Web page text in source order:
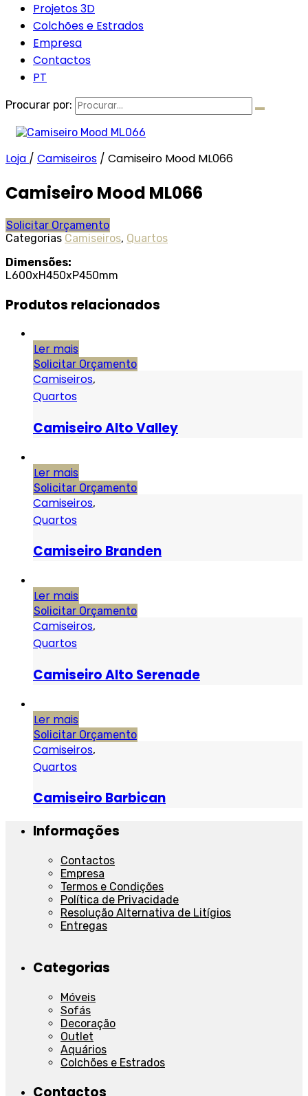
Projetos 3D
Colchões e Estrados
Empresa
Contactos
PT
Procurar por:
Loja / Camiseiros / Camiseiro Mood ML066
Camiseiro Mood ML066
Solicitar Orçamento
Categorias Camiseiros, Quartos
Dimensões:
L600xH450xP450mm
Produtos relacionados
Ler mais
Solicitar Orçamento
Camiseiros,
Quartos
Camiseiro Alto Valley
Ler mais
Solicitar Orçamento
Camiseiros,
Quartos
Camiseiro Branden
Ler mais
Solicitar Orçamento
Camiseiros,
Quartos
Camiseiro Alto Serenade
Ler mais
Solicitar Orçamento
Camiseiros,
Quartos
Camiseiro Barbican
Informações
Contactos
Empresa
Termos e Condições
Política de Privacidade
Resolução Alternativa de Litígios
Entregas
Categorias
Móveis
Sofás
Decoração
Outlet
Aquários
Colchões e Estrados
Contactos